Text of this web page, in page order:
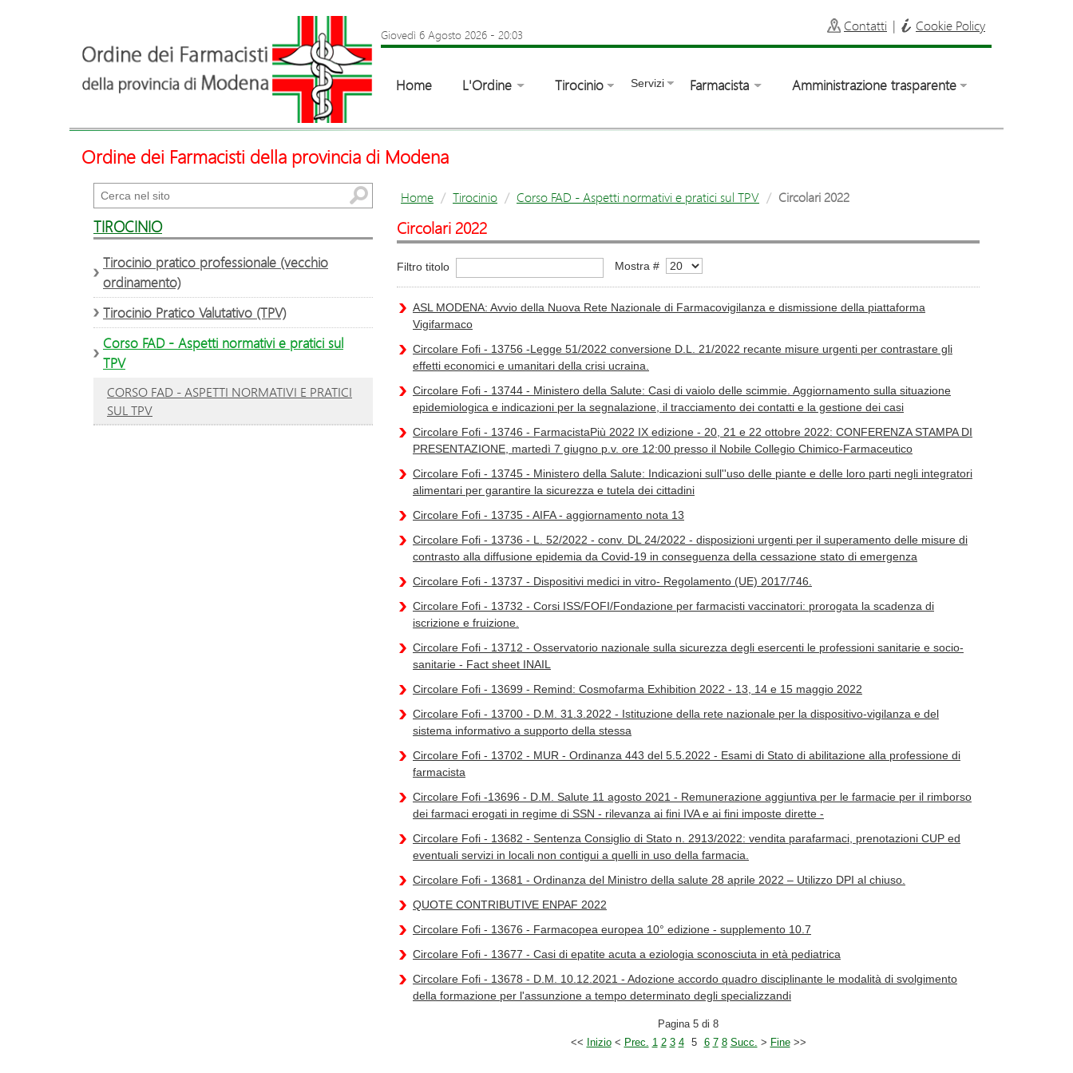
Giovedì 6 Agosto 2026 - 20:03
Contatti | Cookie Policy
Home L'Ordine Tirocinio Servizi Farmacista Amministrazione trasparente
Ordine dei Farmacisti della provincia di Modena
Home Tirocinio Corso FAD - Aspetti normativi e pratici sul TPV Circolari 2022
Circolari 2022
Filtro titolo Mostra #
ASL MODENA: Avvio della Nuova Rete Nazionale di Farmacovigilanza e dismissione della piattaforma
Vigifarmaco
Circolare Fofi - 13756 -Legge 51/2022 conversione D.L. 21/2022 recante misure urgenti per contrastare gli
effetti economici e umanitari della crisi ucraina.
Circolare Fofi - 13744 - Ministero della Salute: Casi di vaiolo delle scimmie. Aggiornamento sulla situazione
epidemiologica e indicazioni per la segnalazione, il tracciamento dei contatti e la gestione dei casi
Circolare Fofi - 13746 - FarmacistaPiù 2022 IX edizione - 20, 21 e 22 ottobre 2022: CONFERENZA STAMPA DI
PRESENTAZIONE, martedì 7 giugno p.v. ore 12:00 presso il Nobile Collegio Chimico-Farmaceutico
Circolare Fofi - 13745 - Ministero della Salute: Indicazioni sull''uso delle piante e delle loro parti negli integratori
alimentari per garantire la sicurezza e tutela dei cittadini
Circolare Fofi - 13735 - AIFA - aggiornamento nota 13
Circolare Fofi - 13736 - L. 52/2022 - conv. DL 24/2022 - disposizioni urgenti per il superamento delle misure di
contrasto alla diffusione epidemia da Covid-19 in conseguenza della cessazione stato di emergenza
Circolare Fofi - 13737 - Dispositivi medici in vitro- Regolamento (UE) 2017/746.
Circolare Fofi - 13732 - Corsi ISS/FOFI/Fondazione per farmacisti vaccinatori: prorogata la scadenza di
iscrizione e fruizione.
Circolare Fofi - 13712 - Osservatorio nazionale sulla sicurezza degli esercenti le professioni sanitarie e socio-
sanitarie - Fact sheet INAIL
Circolare Fofi - 13699 - Remind: Cosmofarma Exhibition 2022 - 13, 14 e 15 maggio 2022
Circolare Fofi - 13700 - D.M. 31.3.2022 - Istituzione della rete nazionale per la dispositivo-vigilanza e del
sistema informativo a supporto della stessa
Circolare Fofi - 13702 - MUR - Ordinanza 443 del 5.5.2022 - Esami di Stato di abilitazione alla professione di
farmacista
Circolare Fofi -13696 - D.M. Salute 11 agosto 2021 - Remunerazione aggiuntiva per le farmacie per il rimborso
dei farmaci erogati in regime di SSN - rilevanza ai fini IVA e ai fini imposte dirette -
Circolare Fofi - 13682 - Sentenza Consiglio di Stato n. 2913/2022: vendita parafarmaci, prenotazioni CUP ed
eventuali servizi in locali non contigui a quelli in uso della farmacia.
Circolare Fofi - 13681 - Ordinanza del Ministro della salute 28 aprile 2022 – Utilizzo DPI al chiuso.
QUOTE CONTRIBUTIVE ENPAF 2022
Circolare Fofi - 13676 - Farmacopea europea 10° edizione - supplemento 10.7
Circolare Fofi - 13677 - Casi di epatite acuta a eziologia sconosciuta in età pediatrica
Circolare Fofi - 13678 - D.M. 10.12.2021 - Adozione accordo quadro disciplinante le modalità di svolgimento
della formazione per l'assunzione a tempo determinato degli specializzandi
Pagina 5 di 8
<< Inizio< Prec. 1 2 3 4 5 6 7 8 Succ. > Fine>>
Cerca
TIROCINIO
Tirocinio pratico professionale (vecchio
ordinamento)
Tirocinio Pratico Valutativo (TPV)
Corso FAD - Aspetti normativi e pratici sul
TPV
CORSO FAD - ASPETTI NORMATIVI E PRATICI
SUL TPV